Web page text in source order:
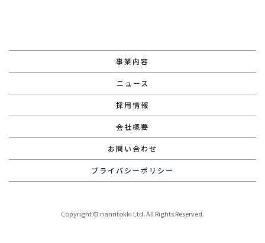
事業内容
ニュース
採用情報
会社概要
お問い合わせ
プライバシーポリシー
Copyright © nanritokki Ltd. All Rights Reserved.